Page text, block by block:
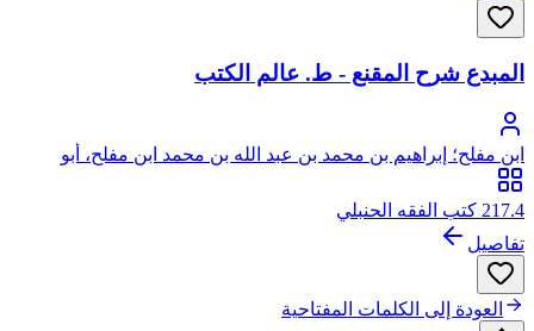
المبدع شرح المقنع - ط. عالم الكتب
ابن مفلح؛ إبراهيم بن محمد بن عبد الله بن محمد ابن مفلح، أبو
إسحاق، برهان الدين
217.4 كتب الفقه الحنبلي
تفاصيل
العودة إلى الكلمات المفتاحية